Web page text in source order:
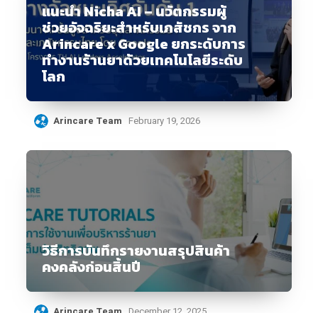
แนะนำ Nicha AI – นวัตกรรมผู้
ช่วยอัจฉริยะสำหรับเภสัชกร จาก
Arincare x Google ยกระดับการ
ทำงานร้านยาด้วยเทคโนโลยีระดับ
โลก
Arincare Team February 19, 2026
วิธีการบันทึกรายงานสรุปสินค้า
คงคลังก่อนสิ้นปี